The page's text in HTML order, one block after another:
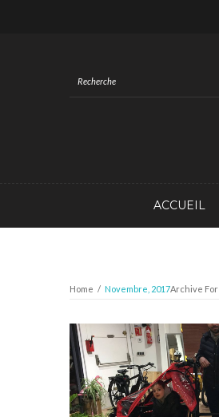
ACCUEIL
Home / Novembre, 2017Archive For